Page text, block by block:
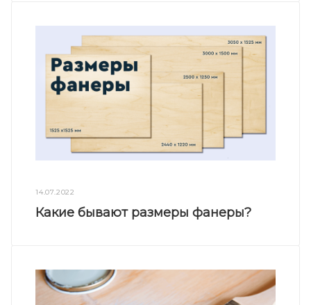
14.07.2022
Какие бывают размеры фанеры?